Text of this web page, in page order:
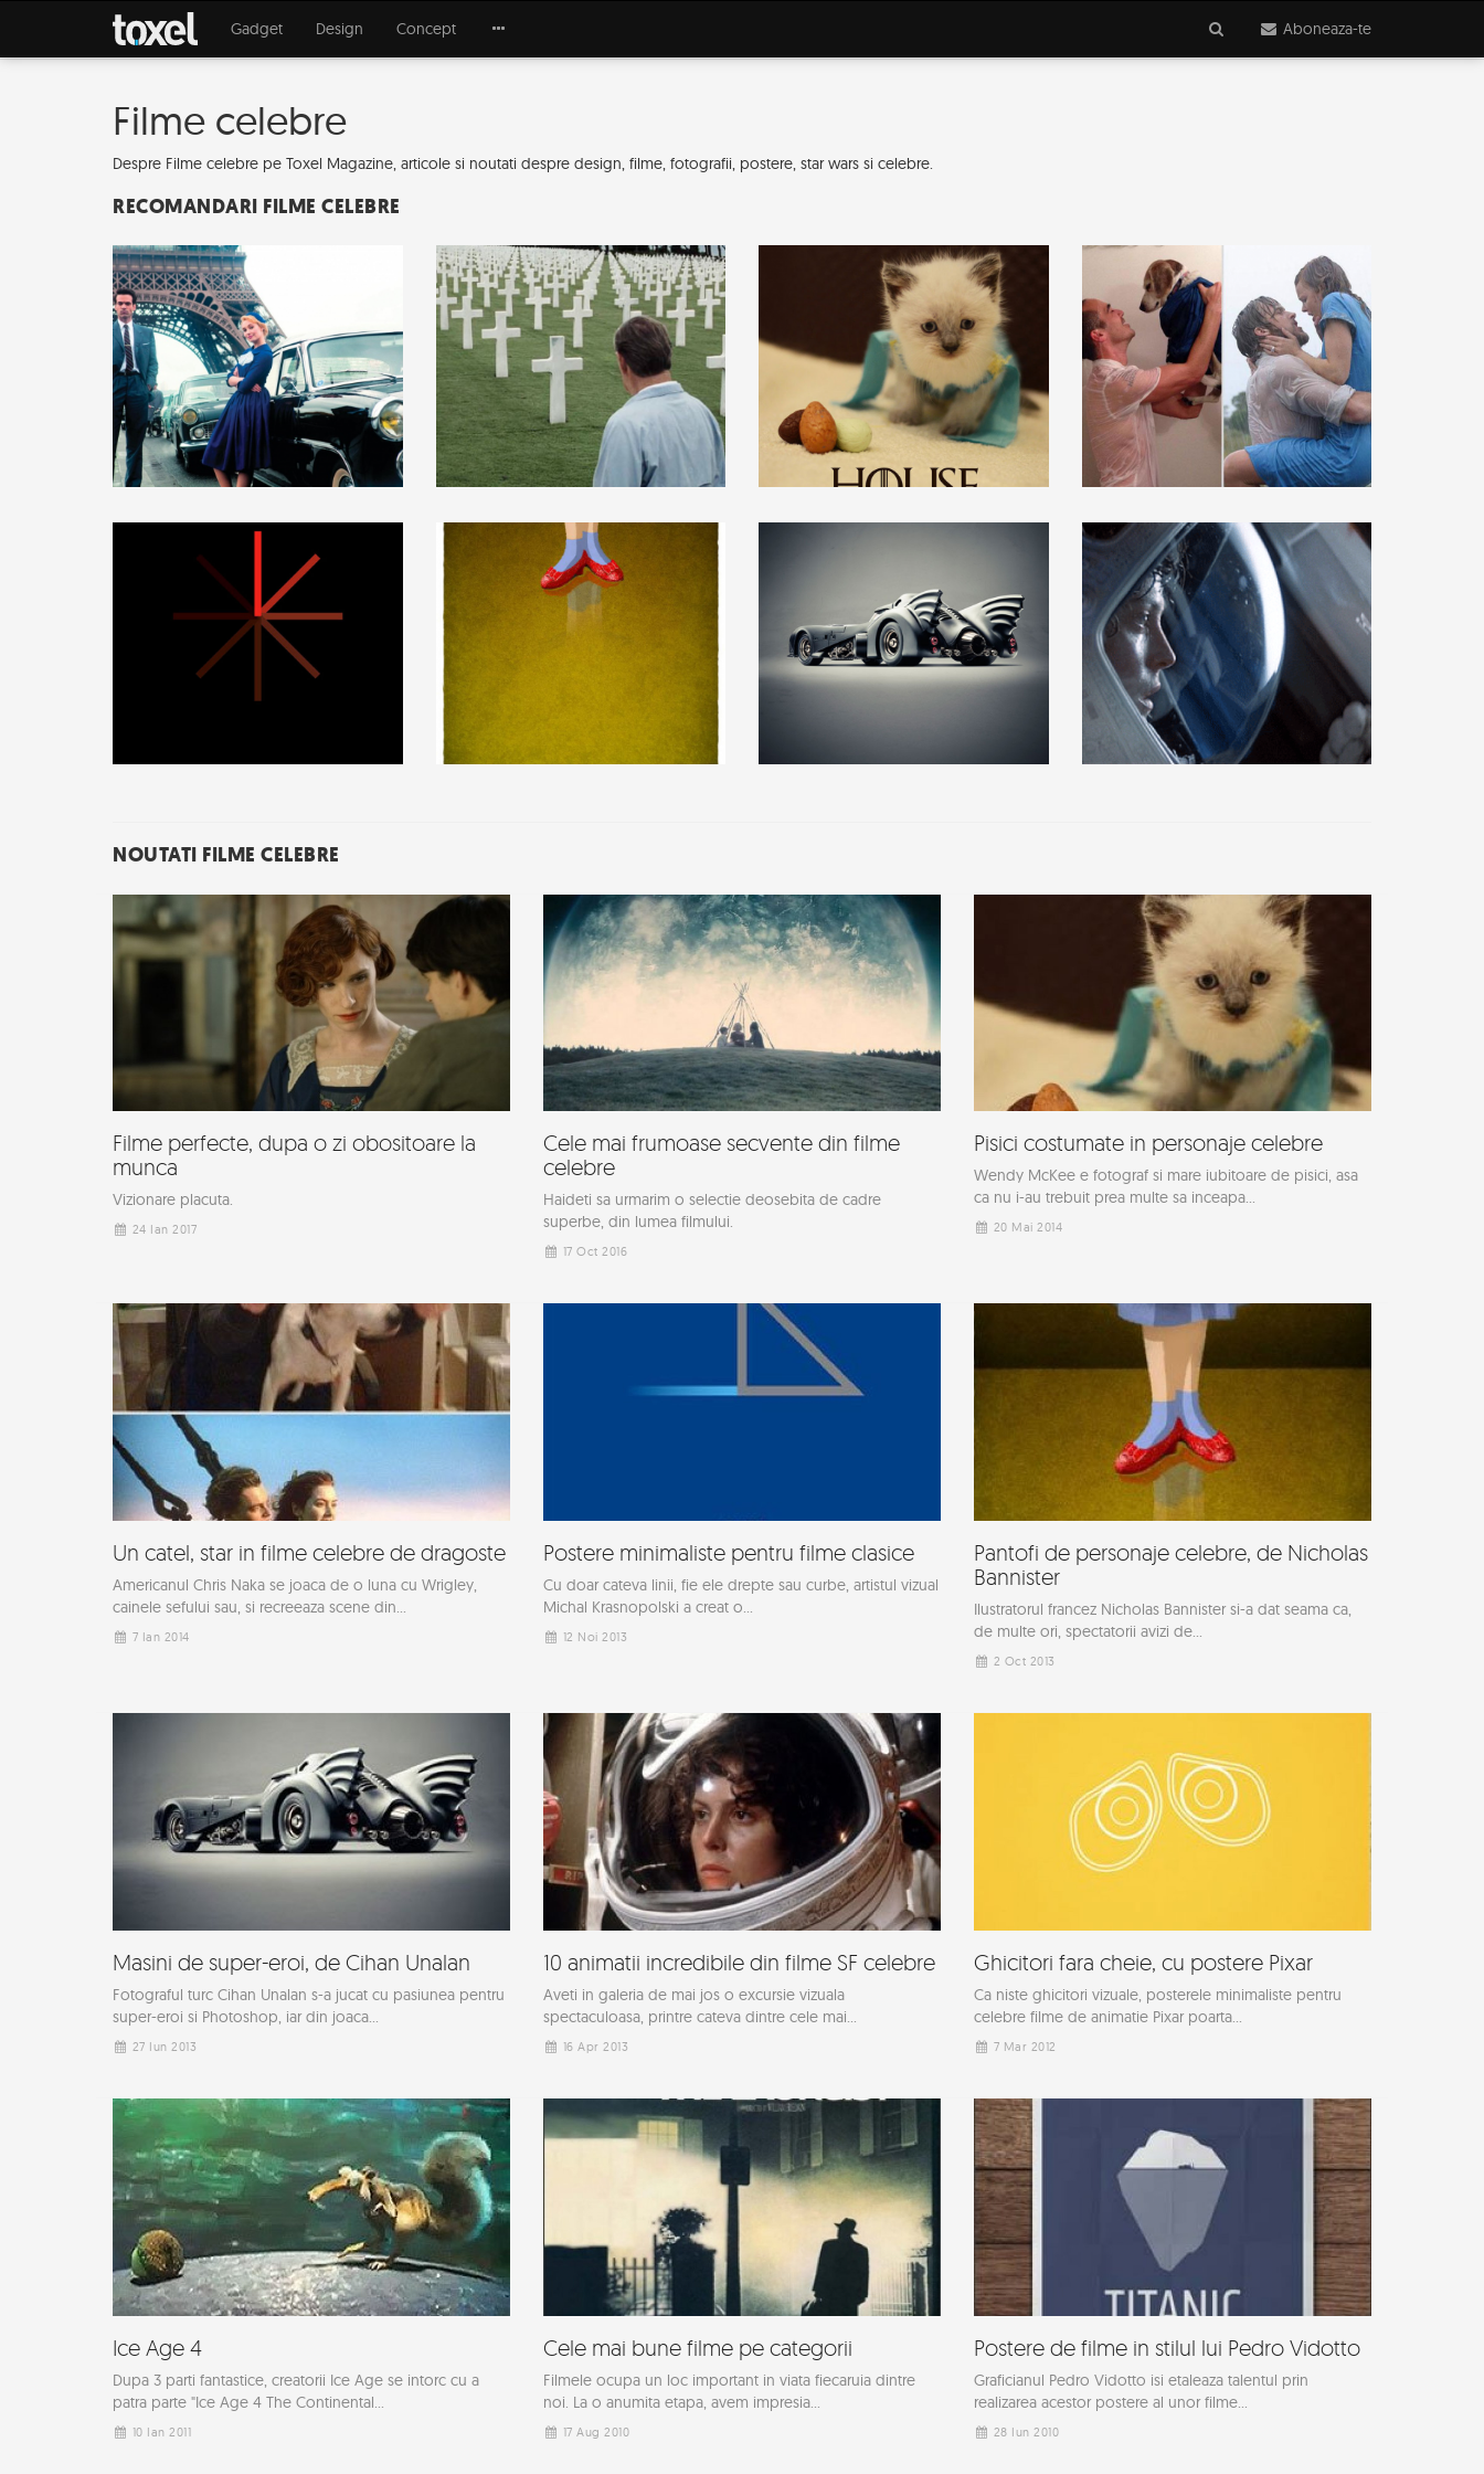
Aboneaza-te
Gadget Design Concept
Filme celebre
Despre Filme celebre pe Toxel Magazine, articole si noutati despre design, filme, fotografii, postere, star wars si celebre.
RECOMANDARI FILME CELEBRE
NOUTATI FILME CELEBRE
Filme perfecte, dupa o zi obositoare la
munca
Vizionare placuta.
24 Ian 2017
Cele mai frumoase secvente din filme
celebre
Haideti sa urmarim o selectie deosebita de cadre
superbe, din lumea filmului.
17 Oct 2016
Pisici costumate in personaje celebre
Wendy McKee e fotograf si mare iubitoare de pisici, asa
ca nu i-au trebuit prea multe sa inceapa...
20 Mai 2014
Un catel, star in filme celebre de dragoste
Americanul Chris Naka se joaca de o luna cu Wrigley,
cainele sefului sau, si recreeaza scene din...
7 Ian 2014
Postere minimaliste pentru filme clasice
Cu doar cateva linii, fie ele drepte sau curbe, artistul vizual
Michal Krasnopolski a creat o...
12 Noi 2013
Pantofi de personaje celebre, de Nicholas
Bannister
Ilustratorul francez Nicholas Bannister si-a dat seama ca,
de multe ori, spectatorii avizi de...
2 Oct 2013
Masini de super-eroi, de Cihan Unalan
Fotograful turc Cihan Unalan s-a jucat cu pasiunea pentru
super-eroi si Photoshop, iar din joaca...
27 Iun 2013
10 animatii incredibile din filme SF celebre
Aveti in galeria de mai jos o excursie vizuala
spectaculoasa, printre cateva dintre cele mai...
16 Apr 2013
Ghicitori fara cheie, cu postere Pixar
Ca niste ghicitori vizuale, posterele minimaliste pentru
celebre filme de animatie Pixar poarta...
7 Mar 2012
Ice Age 4
Dupa 3 parti fantastice, creatorii Ice Age se intorc cu a
patra parte "Ice Age 4 The Continental...
10 Ian 2011
Cele mai bune filme pe categorii
Filmele ocupa un loc important in viata fiecaruia dintre
noi. La o anumita etapa, avem impresia...
17 Aug 2010
Postere de filme in stilul lui Pedro Vidotto
Graficianul Pedro Vidotto isi etaleaza talentul prin
realizarea acestor postere al unor filme...
28 Iun 2010